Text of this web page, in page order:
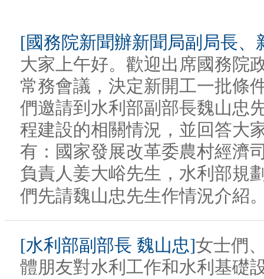
[國務院新聞辦新聞局副局長、
大家上午好。歡迎出席國務院
常務會議，決定新開工一批條
們邀請到水利部副部長魏山忠
程建設的相關情況，並回答大
有：國家發展改革委農村經濟
負責人姜大峪先生，水利部規
們先請魏山忠先生作情況介紹
[水利部副部長 魏山忠]女士們
體朋友對水利工作和水利基礎